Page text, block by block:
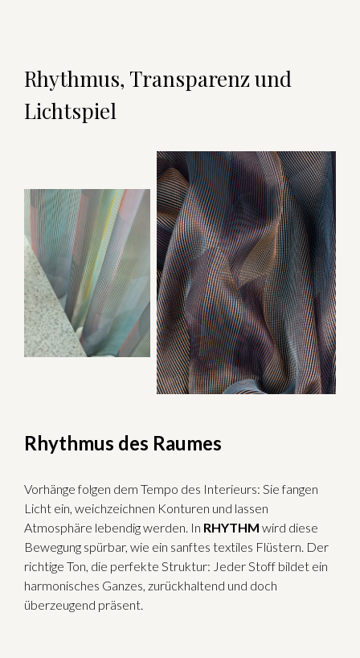
Rhythmus, Transparenz und
Lichtspiel
Rhythmus des Raumes
Vorhänge folgen dem Tempo des Interieurs: Sie fangen
Licht ein, weichzeichnen Konturen und lassen
Atmosphäre lebendig werden. In RHYTHM wird diese
Bewegung spürbar, wie ein sanftes textiles Flüstern. Der
richtige Ton, die perfekte Struktur: Jeder Stoff bildet ein
harmonisches Ganzes, zurückhaltend und doch
überzeugend präsent.